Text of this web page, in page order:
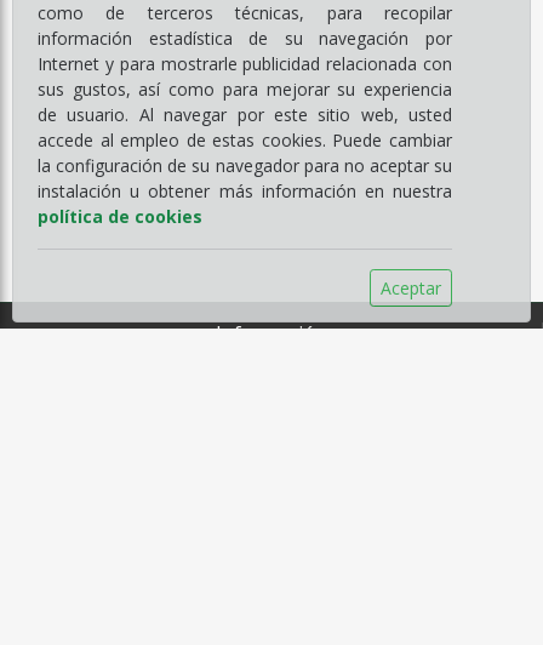
como de terceros técnicas, para recopilar
información estadística de su navegación por
Internet y para mostrarle publicidad relacionada con
sus gustos, así como para mejorar su experiencia
de usuario. Al navegar por este sitio web, usted
accede al empleo de estas cookies. Puede cambiar
la configuración de su navegador para no aceptar su
instalación u obtener más información en nuestra
política de cookies
Aceptar
Información